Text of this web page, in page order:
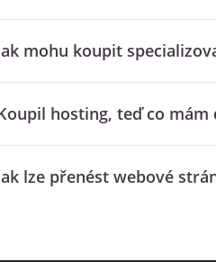
Jak mohu koupit
koupil hosting, teď co mám
Jak lze přenést webové